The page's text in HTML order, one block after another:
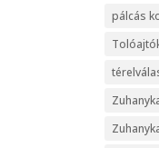
pálcás